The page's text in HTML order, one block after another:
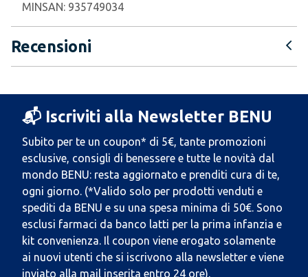
MINSAN: 935749034
Recensioni
📬 Iscriviti alla Newsletter BENU
Subito per te un coupon* di 5€, tante promozioni
esclusive, consigli di benessere e tutte le novità dal
mondo BENU: resta aggiornato e prenditi cura di te,
ogni giorno. (*Valido solo per prodotti venduti e
spediti da BENU e su una spesa minima di 50€. Sono
esclusi farmaci da banco latti per la prima infanzia e
kit convenienza. Il coupon viene erogato solamente
ai nuovi utenti che si iscrivono alla newsletter e viene
inviato alla mail inserita entro 24 ore).